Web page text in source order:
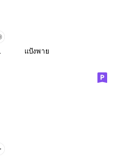
แป้งพาย